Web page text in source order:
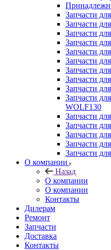
Запчасти
Запчасти
Запчасти
Запчасти
Запчасти
Запчасти
Запчасти
Запчасти
Запчасти
Запчасти
WOLF130
Запчасти
Запчасти
Запчасти
Запчасти
Запчасти
О компании
Назад
О компании
О компании
Контакты
Дилерам
Ремонт
Запчасти
Доставка
Контакты